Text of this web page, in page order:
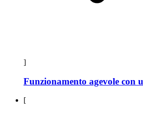
]
Funzionamento agevole con
[